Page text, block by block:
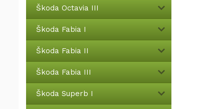
Škoda Octavia III
Škoda Fabia I
Škoda Fabia II
Škoda Fabia III
Škoda Superb I